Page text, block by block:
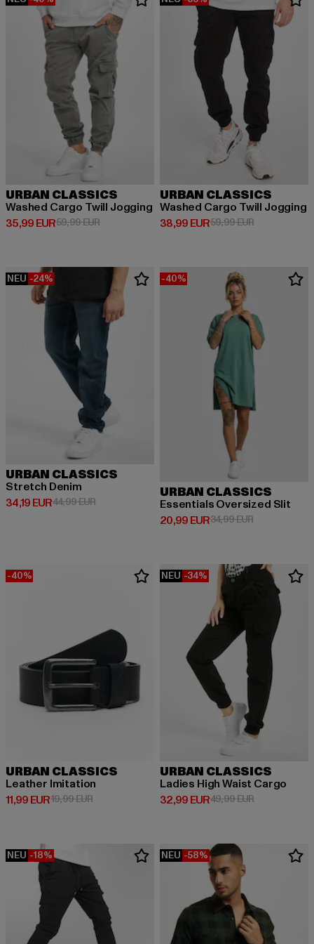
URBAN CLASSICS
Washed Cargo Twill Jogging
35,99 EUR
Derzeitiger Preis: 35,99 EUR
59,99 EURAktionspreis: 59,99 EUR
URBAN CLASSICS
Washed Cargo Twill Jogging
38,99 EUR
Derzeitiger Preis: 38,99 EUR
59,99 EURAktionspreis:
NEU -24%
URBAN CLASSICS
Stretch Denim
34,19 EUR
Derzeitiger Preis: 34,19 EUR
44,99 EURAktionspreis: 44,99 EUR
-40%
URBAN CLASSICS
Essentials Oversized Slit
20,99 EUR
Derzeitiger Preis: 20,99 EUR
34,99 EURAktionspreis:
-40%
URBAN CLASSICS
Leather Imitation
11,99 EUR
Derzeitiger Preis: 11,99 EUR
19,99 EURAktionspreis: 19,99 EUR
NEU -34%
URBAN CLASSICS
Ladies High Waist Cargo
32,99 EUR
Derzeitiger Preis: 32,99 EUR
49,99 EURAktionspreis:
NEU -18% NEU -58%